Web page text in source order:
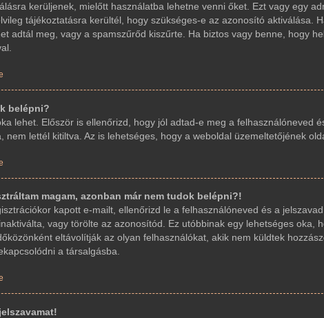
kerüljenek, mielőtt használatba lehetne venni őket. Ezt vagy egy
tájékoztatásra kerültél, hogy szükséges-e az azonosító aktiválása.
adtál meg, vagy a spamszűrőd kiszűrte. Ha biztos vagy benne, hogy
belépni?
lehet. Először is ellenőrizd, hogy jól adtad-e meg a felhasználóneved
nem lettél kitiltva. Az is lehetséges, hogy a weboldal üzemeltetőjének
magam, azonban már nem tudok belépni?!
kapott e-mailt, ellenőrizd le a felhasználóneved és a
vagy törölte az azonosítód. Ez utóbbinak egy lehetséges
eltávolítják az olyan felhasználókat, akik nem küldtek
a társalgásba.